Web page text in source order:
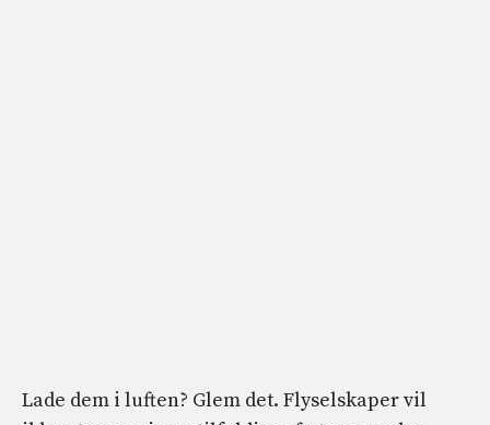
Lade dem i luften? Glem det. Flyselskaper vil